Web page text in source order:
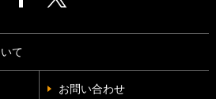
て
お問い合わせ